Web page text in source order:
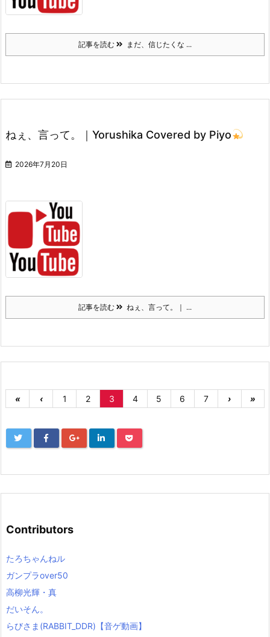
記事を読む まだ、信じたくな ...
ねぇ、言って。｜Yorushika Covered by Piyo
2026年7月20日
記事を読む ねぇ、言って。｜ ...
« ‹ 1 2 3 4 5 6 7 › »
Contributors
たろちゃんねル
ガンプラover50
高柳光輝・真
だいそん。
らびさま(RABBIT_DDR)【音ゲ動画】